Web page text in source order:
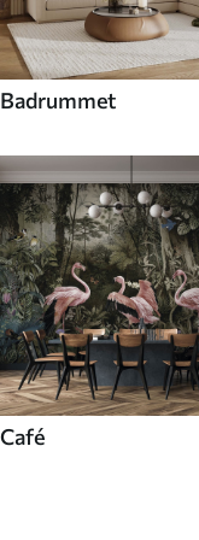
Badrummet
Café